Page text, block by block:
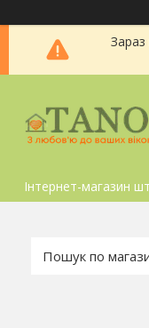
Інтернет-магазин